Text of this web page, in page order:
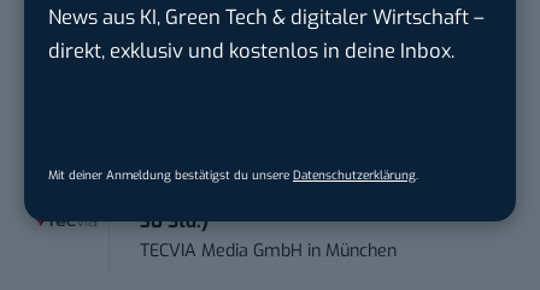
News aus KI, Green Tech & digitaler Wirtschaft –
direkt, exklusiv und kostenlos in deine Inbox.
Mit deiner Anmeldung bestätigst du unsere Datenschutzerklärung.
Working Student Digital Learning – R&D
Contentmanager (m/w/d) in Teilzeit (25-
30 Std.)
TECVIA Media GmbH in München